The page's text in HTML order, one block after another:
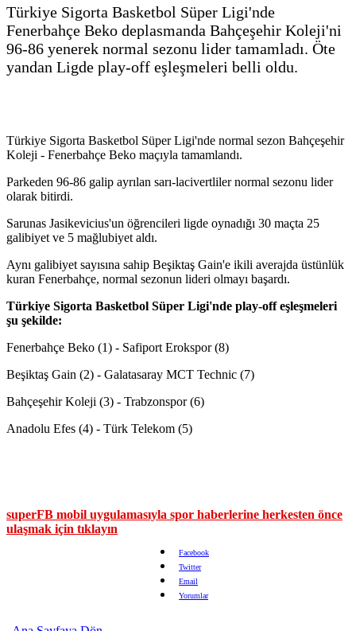
Türkiye Sigorta Basketbol Süper Ligi'nde
Fenerbahçe Beko deplasmanda Bahçeşehir Koleji'ni
96-86 yenerek normal sezonu lider tamamladı. Öte
yandan Ligde play-off eşleşmeleri belli oldu.
Türkiye Sigorta Basketbol Süper Ligi'nde normal sezon Bahçeşehir
Koleji - Fenerbahçe Beko maçıyla tamamlandı.
Parkeden 96-86 galip ayrılan sarı-lacivertliler normal sezonu lider
olarak bitirdi.
Sarunas Jasikevicius'un öğrencileri ligde oynadığı 30 maçta 25
galibiyet ve 5 mağlubiyet aldı.
Aynı galibiyet sayısına sahip Beşiktaş Gain'e ikili averajda üstünlük
kuran Fenerbahçe, normal sezonun lideri olmayı başardı.
Türkiye Sigorta Basketbol Süper Ligi'nde play-off eşleşmeleri
şu şekilde:
Fenerbahçe Beko (1) - Safiport Erokspor (8)
Beşiktaş Gain (2) - Galatasaray MCT Technic (7)
Bahçeşehir Koleji (3) - Trabzonspor (6)
Anadolu Efes (4) - Türk Telekom (5)
superFB mobil uygulamasıyla spor haberlerine herkesten önce
ulaşmak için tıklayın
Facebook
Twitter
Email
Yorumlar